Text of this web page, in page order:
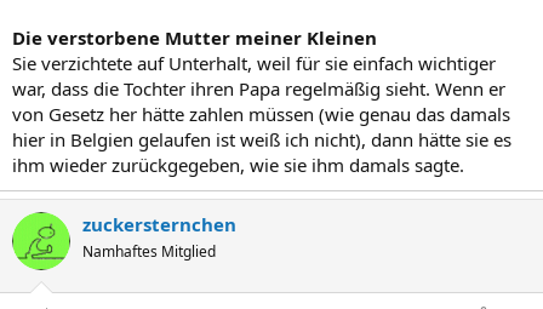
Die verstorbene Mutter meiner Kleinen
Sie verzichtete auf Unterhalt, weil für sie einfach wichtiger
war, dass die Tochter ihren Papa regelmäßig sieht. Wenn er
von Gesetz her hätte zahlen müssen (wie genau das damals
hier in Belgien gelaufen ist weiß ich nicht), dann hätte sie es
ihm wieder zurückgegeben, wie sie ihm damals sagte.
zuckersternchen
Namhaftes Mitglied